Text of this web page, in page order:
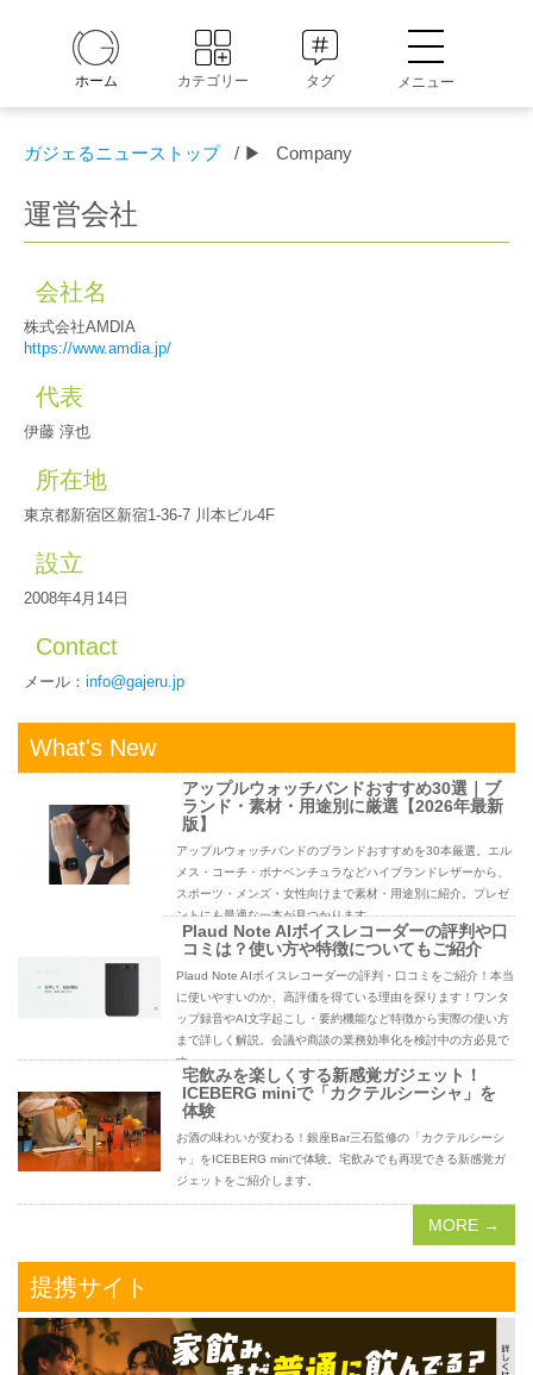
ホーム カテゴリー タグ メニュー
ガジェるニューストップ / ▶ Company
運営会社
会社名
株式会社AMDIA
https://www.amdia.jp/
代表
伊藤 淳也
所在地
東京都新宿区新宿1-36-7 川本ビル4F
設立
2008年4月14日
Contact
メール： info@gajeru.jp
What's New
アップルウォッチバンドおすすめ30選｜ブ
ランド・素材・用途別に厳選【2026年最新
版】
アップルウォッチバンドのブランドおすすめを30本厳選。エル
メス・コーチ・ボナベンチュラなどハイブランドレザーから、
スポーツ・メンズ・女性向けまで素材・用途別に紹介。プレゼ
ントにも最適な一本が見つかります。
Plaud Note AIボイスレコーダーの評判や口
コミは？使い方や特徴についてもご紹介
Plaud Note AIボイスレコーダーの評判・口コミをご紹介！本当
に使いやすいのか、高評価を得ている理由を探ります！ワンタ
ップ録音やAI文字起こし・要約機能など特徴から実際の使い方
まで詳しく解説。会議や商談の業務効率化を検討中の方必見で
す。
宅飲みを楽しくする新感覚ガジェット！
ICEBERG miniで「カクテルシーシャ」を
体験
お酒の味わいが変わる！銀座Bar三石監修の「カクテルシーシ
ャ」をICEBERG miniで体験。宅飲みでも再現できる新感覚ガ
ジェットをご紹介します。
MORE →
提携サイト